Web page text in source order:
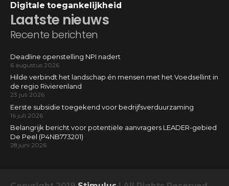
Laatste nieuws
Recente berichten
Deadline openstelling NPI nadert
6 augustus 2026
Hilde verbindt het landschap én mensen met het Voedsellint in
de regio Rivierenland
23 juli 2026
Eerste subsidie toegekend voor bedrijfsverduurzaming
16 juli 2026
Belangrijk bericht voor potentiële aanvragers LEADER-gebied
De Peel (P4NB773201)
28 juni 2026
Digitale toegankelijkheid